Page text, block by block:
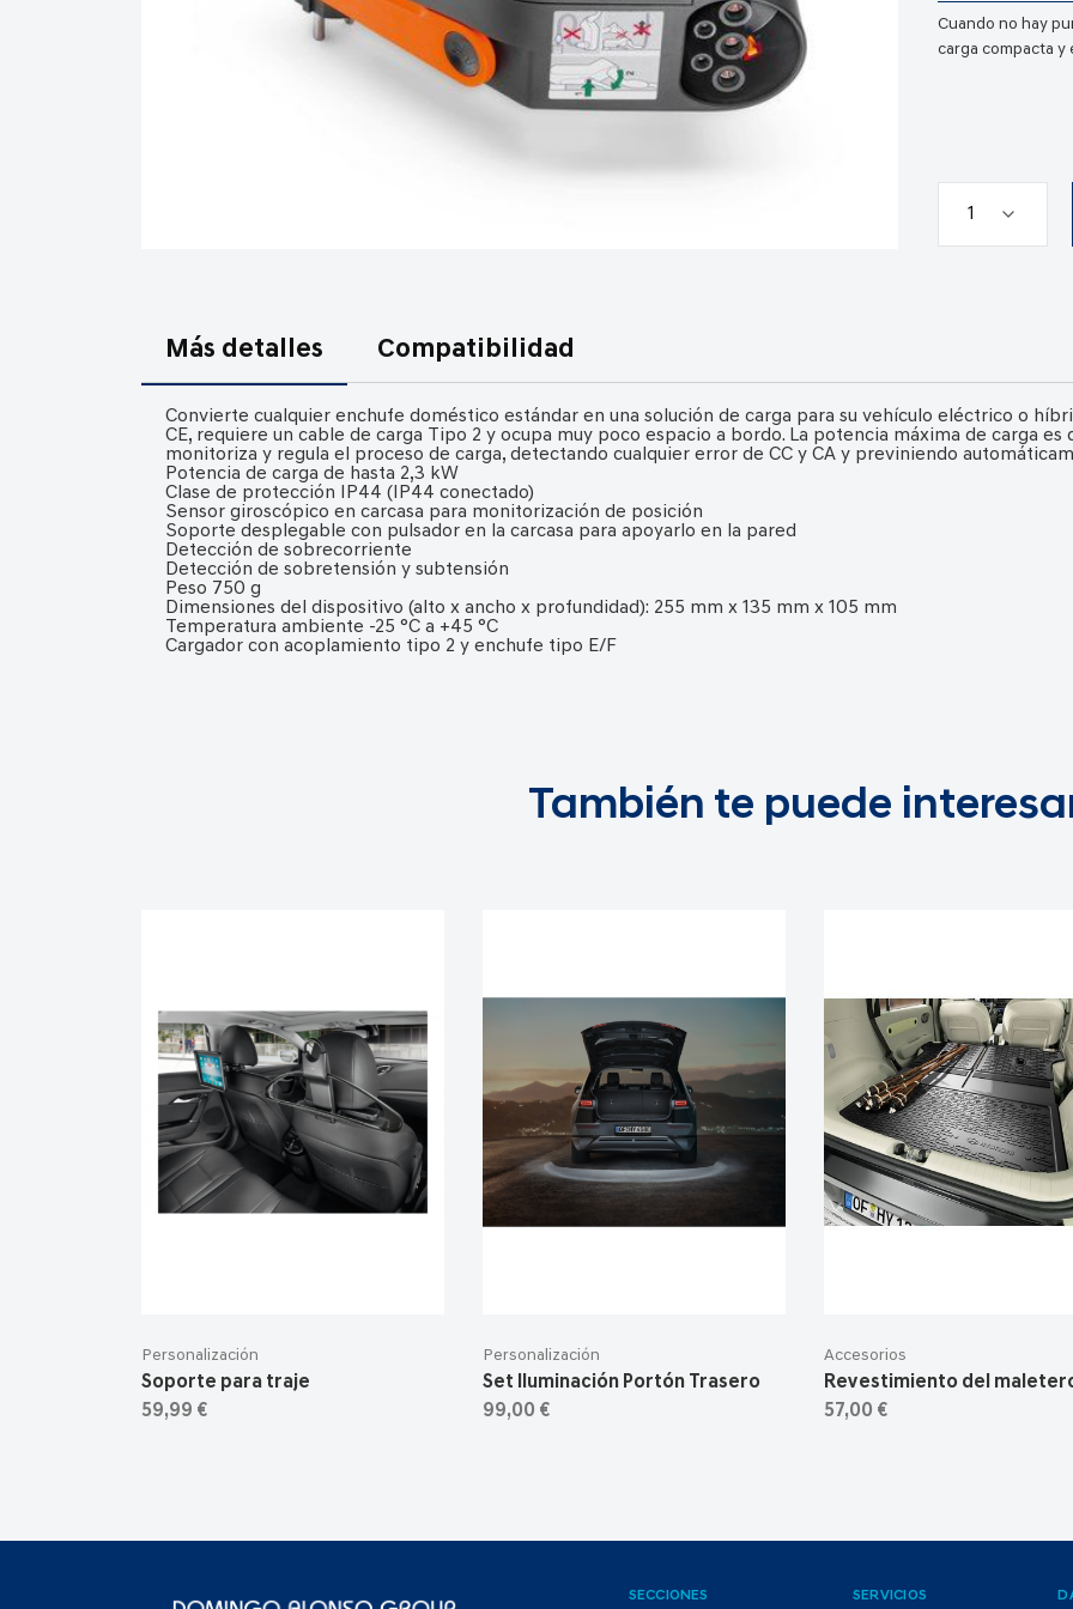
Cuando no hay
carga compacta
comienzo
galería
imágenes
Más detalles Compatibilidad
Convierte cualquier enchufe doméstico estándar en una solución de carga para su vehículo eléctrico o
CE, requiere un cable de carga Tipo 2 y ocupa muy poco espacio a bordo. La potencia máxima de carga
monitoriza y regula el proceso de carga, detectando cualquier error de CC y CA y previniendo
Potencia de carga de hasta 2,3 kW
Clase de protección IP44 (IP44 conectado)
Sensor giroscópico en carcasa para monitorización de posición
Soporte desplegable con pulsador en la carcasa para apoyarlo en la pared
Detección de sobrecorriente
Detección de sobretensión y subtensión
Peso 750 g
Dimensiones del dispositivo (alto x ancho x profundidad): 255 mm x 135 mm x 105 mm
Temperatura ambiente -25 °C a +45 °C
Cargador con acoplamiento tipo 2 y enchufe tipo E/F
También te puede
Personalización
Soporte para traje
59,99 €
Personalización
Set Iluminación Portón Trasero
99,00 €
Accesorios
Revestimiento del
57,00 €
SECCIONES SERVICIOS